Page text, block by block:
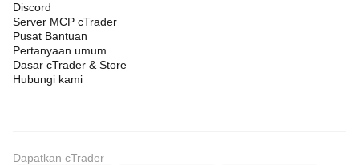
Discord
Server MCP cTrader
Pusat Bantuan
Pertanyaan umum
Dasar cTrader & Store
Hubungi kami
Dapatkan cTrader